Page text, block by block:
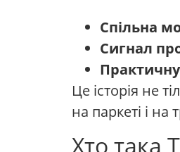
Спільна
Сигнал
Це історія не
на паркеті і на
Хто така